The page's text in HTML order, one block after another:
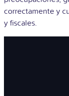
correctamente y
y fiscales.